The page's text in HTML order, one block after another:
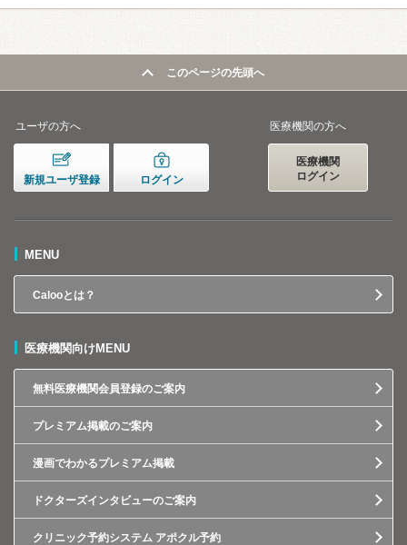
このページの先頭へ
ユーザの方へ
新規ユーザ登録 ログイン
医療機関の方へ
医療機関
ログイン
MENU
Calooとは？
医療機関向けMENU
無料医療機関会員登録のご案内
プレミアム掲載のご案内
漫画でわかるプレミアム掲載
ドクターズインタビューのご案内
クリニック予約システム アポクル予約